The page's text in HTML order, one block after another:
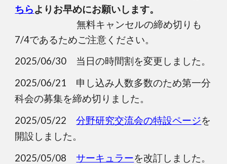
ちらよりお早めにお願いします。
無料キャンセルの締め切りも
7/4であるためご注意ください。
2025/06/30 当日の時間割を変更しました。
2025/06/21 申し込み人数多数のため第一分
科会の募集を締め切りました。
2025/05/22分野研究交流会の特設ページを
開設しました。
2025/05/08サーキュラーを改訂しました。